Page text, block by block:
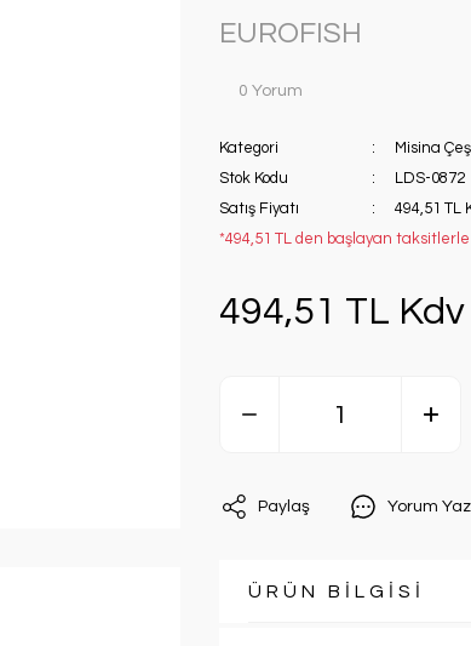
EUROFISH
0 Yorum
Kategori
Misina
Stok Kodu
LDS-0872
Satış Fiyatı
494,51 TL
*494,51 TL den başlayan
494,51 TL
Paylaş Yorum Yaz
ÜRÜN BİLGİSİ